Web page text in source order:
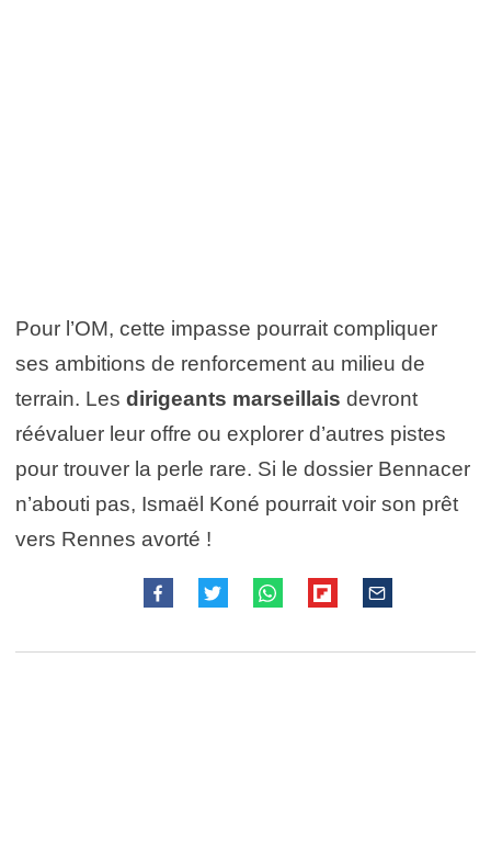
Pour l’OM, cette impasse pourrait compliquer
ses ambitions de renforcement au milieu de
terrain. Les dirigeants marseillais devront
réévaluer leur offre ou explorer d’autres pistes
pour trouver la perle rare. Si le dossier Bennacer
n’abouti pas, Ismaël Koné pourrait voir son prêt
vers Rennes avorté !